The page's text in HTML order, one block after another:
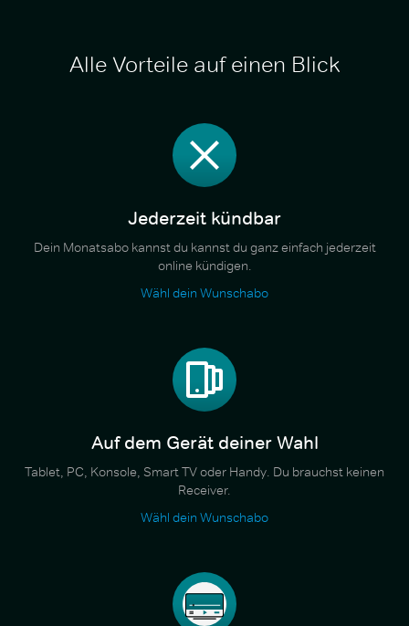
Alle Vorteile auf einen Blick
Jederzeit kündbar
Dein Monatsabo kannst du kannst du ganz einfach jederzeit
online kündigen.
Wähl dein Wunschabo
Auf dem Gerät deiner Wahl
Tablet, PC, Konsole, Smart TV oder Handy. Du brauchst keinen
Receiver.
Wähl dein Wunschabo